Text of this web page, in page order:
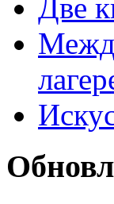
Две